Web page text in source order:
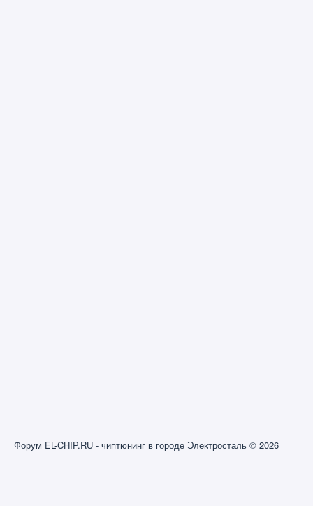
Форум EL-CHIP.RU - чиптюнинг в городе Электросталь © 2026